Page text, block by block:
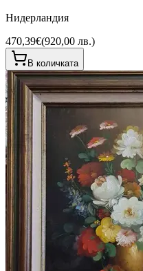
Нидерландия
470,39€(920,00 лв.)
В количката